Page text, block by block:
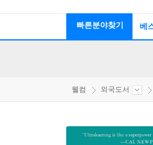
빠른분야찾기 베
웰컴 외국도서